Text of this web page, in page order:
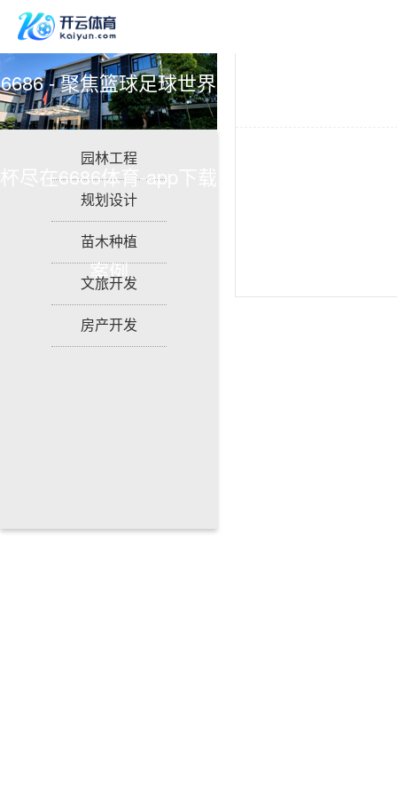
6686 - 聚焦篮球足球世界
杯尽在6686体育-app下载
案例
园林工程
规划设计
苗木种植
文旅开发
房产开发